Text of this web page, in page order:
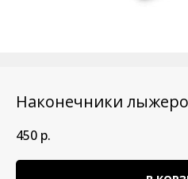
Наконечники
450 р.